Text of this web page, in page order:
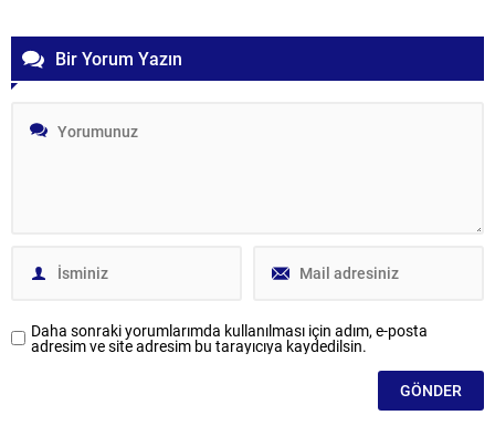
Bir Yorum Yazın
Daha sonraki yorumlarımda kullanılması için adım, e-posta
adresim ve site adresim bu tarayıcıya kaydedilsin.